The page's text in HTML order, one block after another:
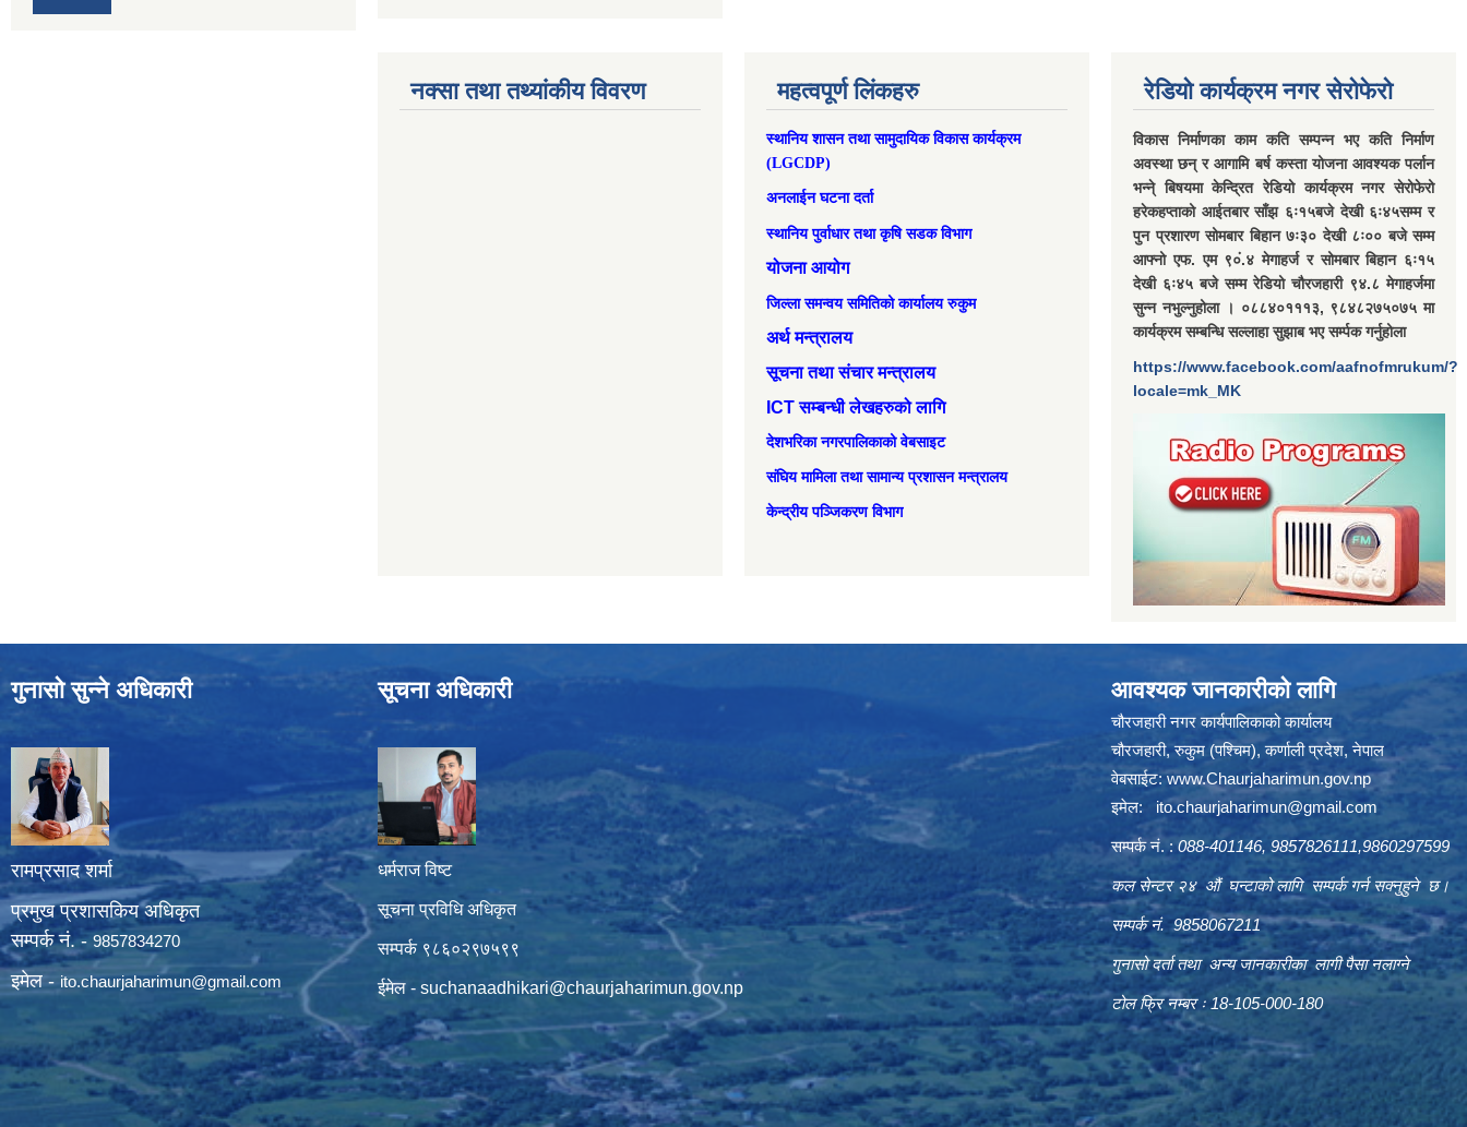
नक्सा तथा तथ्यांकीय विवरण महत्वपूर्ण लिंकहरु
स्थानिय शासन तथा सामुदायिक विकास कार्यक्रम
(LGCDP)
अनलाईन घटना दर्ता
स्थानिय पुर्वाधार तथा कृषि सडक विभाग
योजना आयोग
जिल्ला समन्वय समितिको कार्यालय रुकुम
अर्थ मन्त्रालय
सूचना तथा संचार मन्त्रालय
ICT सम्बन्धी लेखहरुको लागि
देशभरिका नगरपालिकाको वेबसाइट
संघिय मामिला तथा सामान्‍य प्रशासन मन्त्रालय
केन्द्रीय पञ्जिकरण विभाग
रेडियो कार्यक्रम नगर सेरोफेरो
विकास निर्माणका काम कति सम्पन्न भए कति निर्माण
अवस्था छन् र आगामि बर्ष कस्ता योजना आवश्यक पर्लान
भन्ने् बिषयमा केन्द्रित रेडियो कार्यक्रम नगर सेरोफेरो
हरेकहप्ताको आईतबार साँझ ६ः१५बजे देखी ६ः४५सम्म र
पुन प्रशारण सोमबार बिहान ७ः३० देखी ८ः०० बजे सम्म
आफ्नो एफ. एम ९०ं.४ मेगाहर्ज र सोमबार बिहान ६ः१५
देखी ६ः४५ बजे सम्म रेडियो चौरजहारी ९४.८ मेगाहर्जमा
सुन्न नभुल्नुहोला । ०८८४०१११३, ९८४८२७५०७५ मा
कार्यक्रम सम्बन्धि सल्लाहा सुझाब भए सर्म्पक गर्नुहोला
https://www.facebook.com/aafnofmrukum/?
locale=mk_MK
गुनासो सुन्ने अधिकारी
रामप्रसाद शर्मा
प्रमुख प्रशासकिय अधिकृत
सम्पर्क नं. - 9857834270
इमेल - ito.chaurjaharimun@gmail.com
सूचना अधिकारी
धर्मराज विष्ट
सूचना प्रविधि अधिकृत
सम्पर्क ९८६०२९७५९९
ईमेल - suchanaadhikari@chaurjaharimun.gov.np
आवश्यक जानकारीको लागि
चौरजहारी नगर कार्यपालिकाको कार्यालय
चौरजहारी, रुकुम (पश्चिम), कर्णाली प्रदेश, नेपाल
वेबसाईट:www.Chaurjaharimun.gov.np
इमेल: ito.chaurjaharimun@gmail.com
सम्पर्क नं. : 088-401146, 9857826111,9860297599
कल सेन्टर २४ औं घन्टाको लागि सम्पर्क गर्न सक्नुहुने छ।
सम्पर्क नं. 9858067211
गुनासो दर्ता तथा अन्य जानकारीका लागी पैसा नलाग्ने
टोल फ्रि नम्बर ः 18-105-000-180